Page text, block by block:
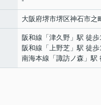
大阪府堺市堺区神石市之
阪和線 「津久野 」駅 徒
阪和線 「 上野芝 」駅 徒
南海本線 「諏訪ノ森 」駅